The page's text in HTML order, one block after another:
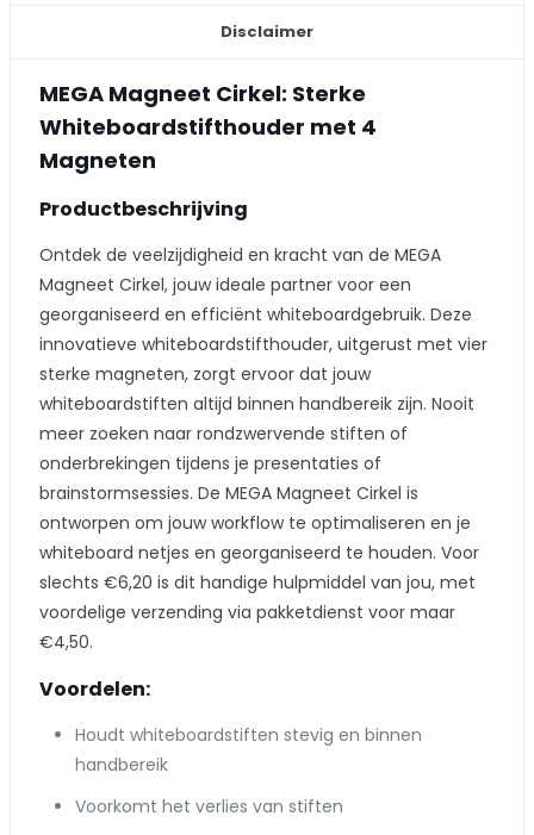
Disclaimer
MEGA Magneet Cirkel: Sterke
Whiteboardstifthouder met 4
Magneten
Productbeschrijving
Ontdek de veelzijdigheid en kracht van de MEGA
Magneet Cirkel, jouw ideale partner voor een
georganiseerd en efficiënt whiteboardgebruik. Deze
innovatieve whiteboardstifthouder, uitgerust met vier
sterke magneten, zorgt ervoor dat jouw
whiteboardstiften altijd binnen handbereik zijn. Nooit
meer zoeken naar rondzwervende stiften of
onderbrekingen tijdens je presentaties of
brainstormsessies. De MEGA Magneet Cirkel is
ontworpen om jouw workflow te optimaliseren en je
whiteboard netjes en georganiseerd te houden. Voor
slechts €6,20 is dit handige hulpmiddel van jou, met
voordelige verzending via pakketdienst voor maar
€4,50.
Voordelen:
Houdt whiteboardstiften stevig en binnen
handbereik
Voorkomt het verlies van stiften